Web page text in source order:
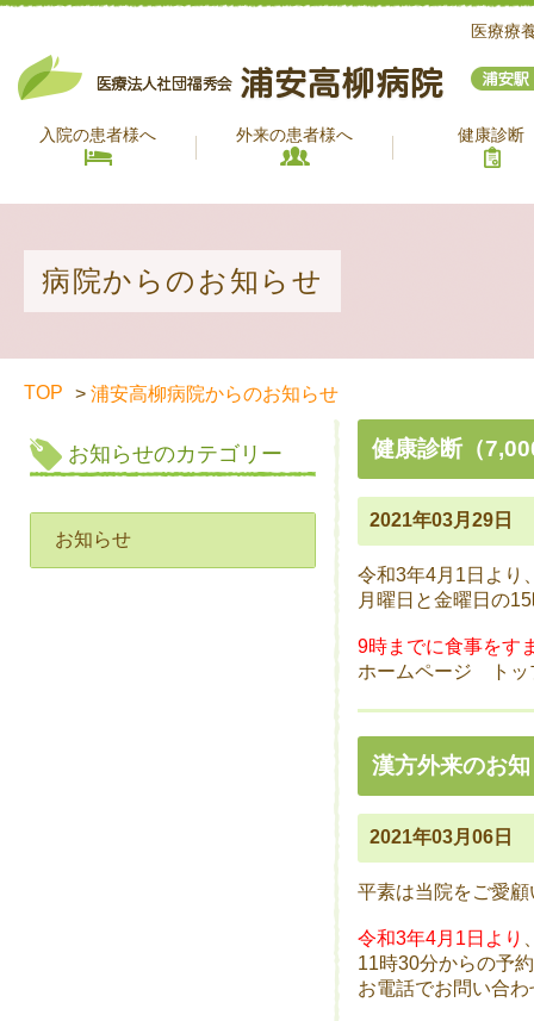
医療療
入院の患者様へ 外来の患者様へ 健康診断
病院からのお知らせ
TOP 浦安高柳病院からのお知らせ
お知らせのカテゴリー
お知らせ
健康診断（
2021年03月29日
令和3年4月1日より
月曜日と金曜日の
9時までに食事をす
ホームページ ト
漢方外来のお
2021年03月06日
平素は当院をご愛
令和3年4月1日より
11時30分からの予
お電話でお問い合